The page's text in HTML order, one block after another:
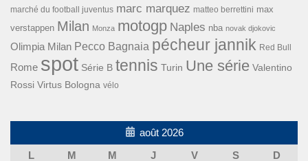
marché du football juventus marc marquez matteo berrettini max
verstappen Milan Monza motogp Naples nba novak djokovic
Olimpia Milan Pecco Bagnaia pécheur jannik Red Bull
Rome spot Série B tennis Turin Une série Valentino
Rossi Virtus Bologna vélo
août 2026
L
M M J V S D